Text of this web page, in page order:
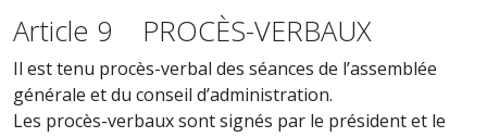
Article 9 PROCÈS-VERBAUX
Il est tenu procès-verbal des séances de l’assemblée
générale et du conseil d’administration.
Les procès-verbaux sont signés par le président et le